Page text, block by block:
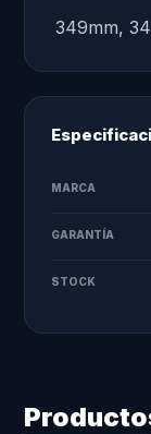
349mm,
MARCA
GARANTÍA
STOCK